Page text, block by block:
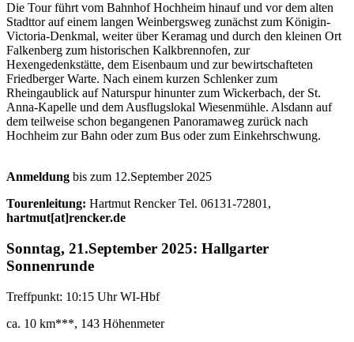
Die Tour führt vom Bahnhof Hochheim hinauf und vor dem alten
Stadttor auf einem langen Weinbergsweg zunächst zum Königin-
Victoria-Denkmal, weiter über Keramag und durch den kleinen Ort
Falkenberg zum historischen Kalkbrennofen, zur
Hexengedenkstätte, dem Eisenbaum und zur bewirtschafteten
Friedberger Warte. Nach einem kurzen Schlenker zum
Rheingaublick auf Naturspur hinunter zum Wickerbach, der St.
Anna-Kapelle und dem Ausflugslokal Wiesenmühle. Alsdann auf
dem teilweise schon begangenen Panoramaweg zurück nach
Hochheim zur Bahn oder zum Bus oder zum Einkehrschwung.
Anmeldung bis zum 12.September 2025
Tourenleitung: Hartmut Rencker Tel. 06131-72801,
hartmut[at]rencker.de
Sonntag, 21.September 2025: Hallgarter
Sonnenrunde
Treffpunkt: 10:15 Uhr WI-Hbf
ca. 10 km***, 143 Höhenmeter